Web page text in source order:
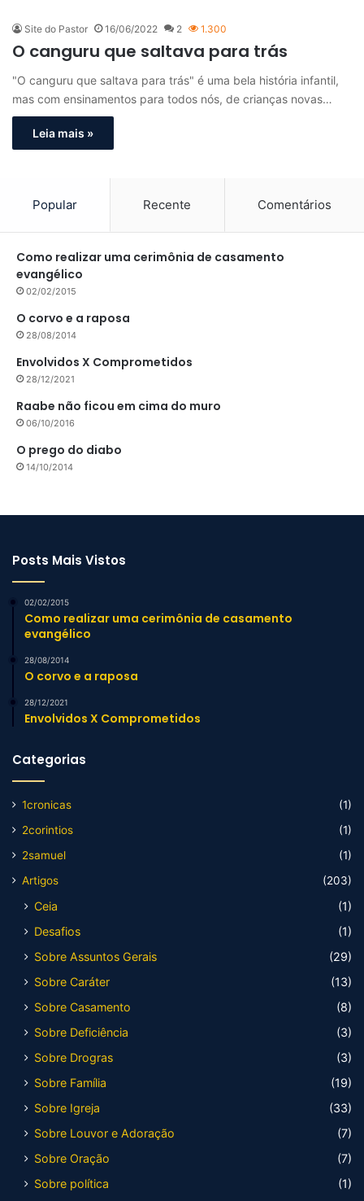
Site do Pastor 16/06/2022 2 1.300
O canguru que saltava para trás
"O canguru que saltava para trás" é uma bela história infantil,
mas com ensinamentos para todos nós, de crianças novas…
Leia mais »
Popular Recente Comentários
Como realizar uma cerimônia de casamento
evangélico
02/02/2015
O corvo e a raposa
28/08/2014
Envolvidos X Comprometidos
28/12/2021
Raabe não ficou em cima do muro
06/10/2016
O prego do diabo
14/10/2014
Posts Mais Vistos
02/02/2015
Como realizar uma cerimônia de casamento
evangélico
28/08/2014
O corvo e a raposa
28/12/2021
Envolvidos X Comprometidos
Categorias
1cronicas
(1)
2corintios
(1)
2samuel
(1)
Artigos
(203)
Ceia
(1)
Desafios
(1)
Sobre Assuntos Gerais
(29)
Sobre Caráter
(13)
Sobre Casamento
(8)
Sobre Deficiência
(3)
Sobre Drogras
(3)
Sobre Família
(19)
Sobre Igreja
(33)
Sobre Louvor e Adoração
(7)
Sobre Oração
(7)
Sobre política
(1)